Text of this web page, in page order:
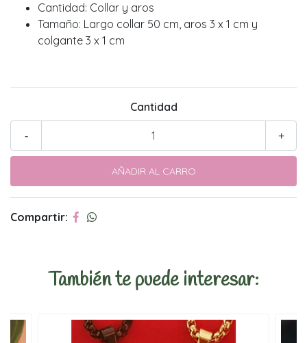
Cantidad: Collar y aros
Tamaño: Largo collar 50 cm, aros 3 x 1 cm y
colgante 3 x 1 cm
Cantidad
+
-
Compartir:
También te puede interesar: